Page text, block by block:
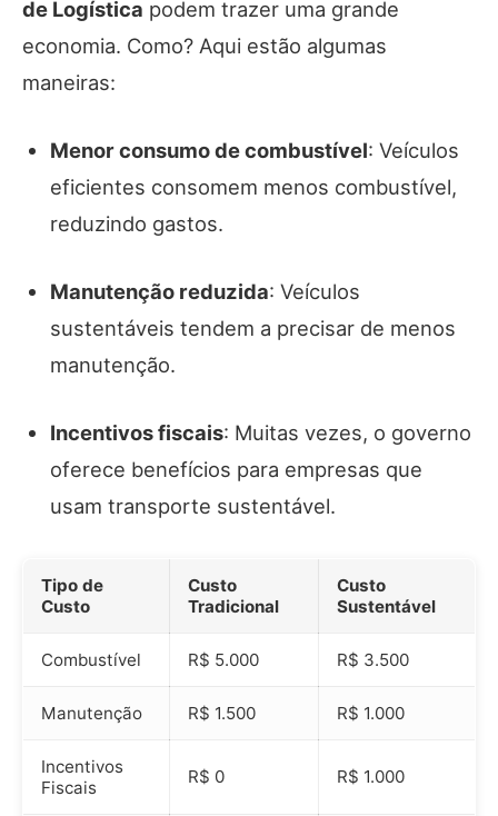
de Logística podem trazer uma grande
economia. Como? Aqui estão algumas
maneiras:
Menor consumo de combustível: Veículos
eficientes consomem menos combustível,
reduzindo gastos.
Manutenção reduzida: Veículos
sustentáveis tendem a precisar de menos
manutenção.
Incentivos fiscais: Muitas vezes, o governo
oferece benefícios para empresas que
usam transporte sustentável.
Tipo de
Custo
Custo
Tradicional
Custo
Sustentável
Combustível R$ 5.000 R$ 3.500
Manutenção R$ 1.500 R$ 1.000
Incentivos
Fiscais
R$ 0 R$ 1.000